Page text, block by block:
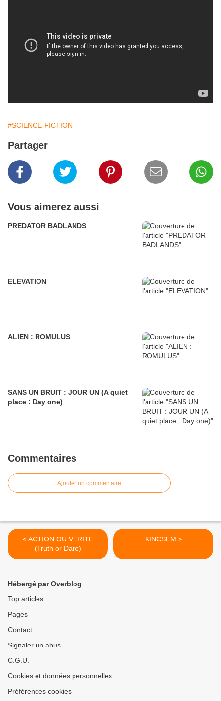
#SCIENCE-FICTION
Partager
Vous aimerez aussi
PREDATOR BADLANDS
ELEVATION
ALIEN : ROMULUS
SANS UN BRUIT : JOUR UN (A quiet
place : Day one)
Commentaires
Ajouter un commentaire
< ACTION OU VERITE
(Truth or Dare)
KINCSEM >
Hébergé par Overblog
Top articles
Pages
Contact
Signaler un abus
C.G.U.
Cookies et données personnelles
Préférences cookies